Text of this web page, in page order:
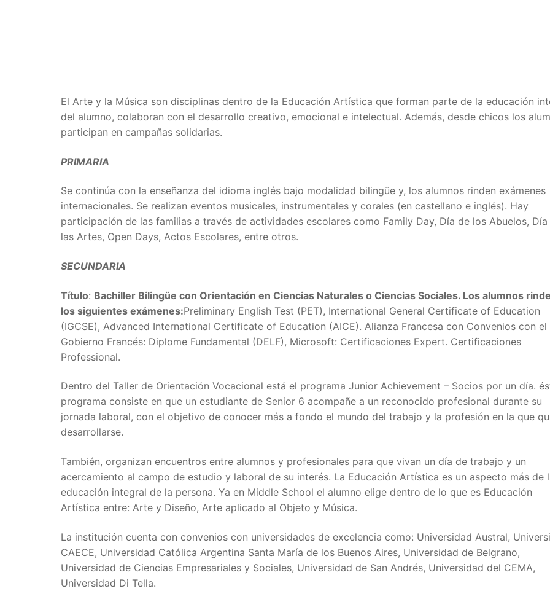
El Arte y la Música son disciplinas dentro de la Educación Artística que forman parte de la educación
del alumno, colaboran con el desarrollo creativo, emocional e intelectual. Además, desde chicos los
participan en campañas solidarias.
PRIMARIA
Se continúa con la enseñanza del idioma inglés bajo modalidad bilingüe y, los alumnos rinden exámenes
internacionales. Se realizan eventos musicales, instrumentales y corales (en castellano e inglés). Hay
participación de las familias a través de actividades escolares como Family Day, Día de los Abuelos, Día
las Artes, Open Days, Actos Escolares, entre otros.
SECUNDARIA
Título: Bachiller Bilingüe con Orientación en Ciencias Naturales o Ciencias Sociales. Los alumnos
los siguientes exámenes:Preliminary English Test (PET), International General Certificate of Education
(IGCSE), Advanced International Certificate of Education (AICE). Alianza Francesa con Convenios con el
Gobierno Francés: Diplome Fundamental (DELF), Microsoft: Certificaciones Expert. Certificaciones
Professional.
Dentro del Taller de Orientación Vocacional está el programa Junior Achievement – Socios por un día.
programa consiste en que un estudiante de Senior 6 acompañe a un reconocido profesional durante su
jornada laboral, con el objetivo de conocer más a fondo el mundo del trabajo y la profesión en la que
desarrollarse.
También, organizan encuentros entre alumnos y profesionales para que vivan un día de trabajo y un
acercamiento al campo de estudio y laboral de su interés. La Educación Artística es un aspecto más de
educación integral de la persona. Ya en Middle School el alumno elige dentro de lo que es Educación
Artística entre: Arte y Diseño, Arte aplicado al Objeto y Música.
La institución cuenta con convenios con universidades de excelencia como: Universidad Austral,
CAECE, Universidad Católica Argentina Santa María de los Buenos Aires, Universidad de Belgrano,
Universidad de Ciencias Empresariales y Sociales, Universidad de San Andrés, Universidad del CEMA,
Universidad Di Tella.